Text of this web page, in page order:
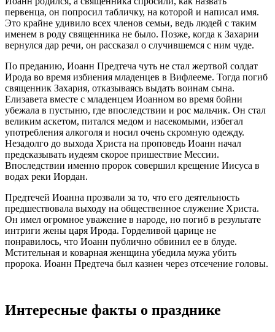
первенца, он попросил табличку, на которой и написал имя.
Это крайне удивило всех членов семьи, ведь людей с таким
именем в роду священника не было. Позже, когда к Захарии
вернулся дар речи, он рассказал о случившемся с ним чуде.
По преданию, Иоанн Предтеча чуть не стал жертвой солдат
Ирода во время избиения младенцев в Вифлееме. Тогда погиб
священник Захария, отказываясь выдать воинам сына.
Елизавета вместе с младенцем Иоанном во время бойни
убежала в пустыню, где впоследствии и рос мальчик. Он стал
великим аскетом, питался медом и насекомыми, избегал
употребления алкоголя и носил очень скромную одежду.
Незадолго до выхода Христа на проповедь Иоанн начал
предсказывать иудеям скорое пришествие Мессии.
Впоследствии именно пророк совершил крещение Иисуса в
водах реки Иордан.
Предтечей Иоанна прозвали за то, что его деятельность
предшествовала выходу на общественное служение Христа.
Он имел огромное уважение в народе, но погиб в результате
интриги жены царя Ирода. Горделивой царице не
понравилось, что Иоанн публично обвинил ее в блуде.
Мстительная и коварная женщина убедила мужа убить
пророка. Иоанн Предтеча был казнен через отсечение головы.
Интересные факты о празднике